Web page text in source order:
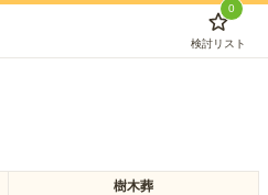
0
検討リスト
樹木葬